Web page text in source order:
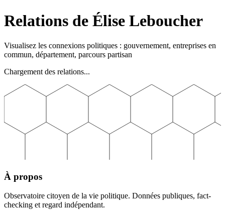
Relations de Élise Leboucher
Visualisez les connexions politiques : gouvernement, entreprises en
commun, département, parcours partisan
Chargement des relations...
À propos
Observatoire citoyen de la vie politique. Données publiques, fact-
checking et regard indépendant.